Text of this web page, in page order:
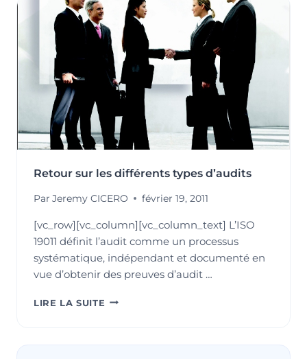
NOUVEAUTÉS
Retour sur les différents types d’audits
Par Jeremy CICERO février 19, 2011
[vc_row][vc_column][vc_column_text] L’ISO
19011 définit l’audit comme un processus
systématique, indépendant et documenté en
vue d’obtenir des preuves d’audit …
LIRE LA SUITE RETOUR